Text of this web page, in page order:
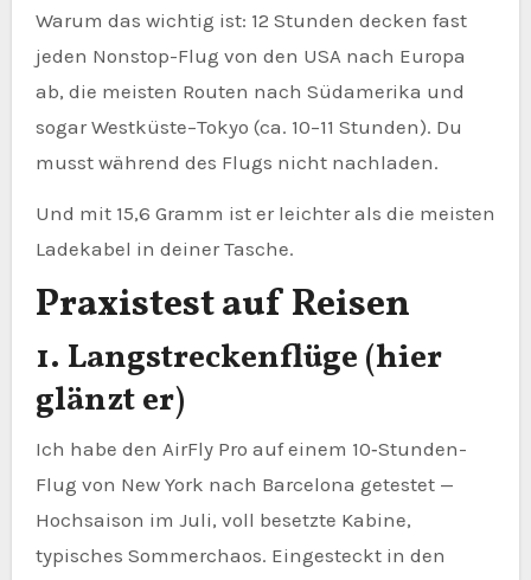
Warum das wichtig ist: 12 Stunden decken fast
jeden Nonstop-Flug von den USA nach Europa
ab, die meisten Routen nach Südamerika und
sogar Westküste–Tokyo (ca. 10–11 Stunden). Du
musst während des Flugs nicht nachladen.
Und mit 15,6 Gramm ist er leichter als die meisten
Ladekabel in deiner Tasche.
Praxistest auf Reisen
1. Langstreckenflüge (hier
glänzt er)
Ich habe den AirFly Pro auf einem 10‑Stunden-
Flug von New York nach Barcelona getestet —
Hochsaison im Juli, voll besetzte Kabine,
typisches Sommerchaos. Eingesteckt in den